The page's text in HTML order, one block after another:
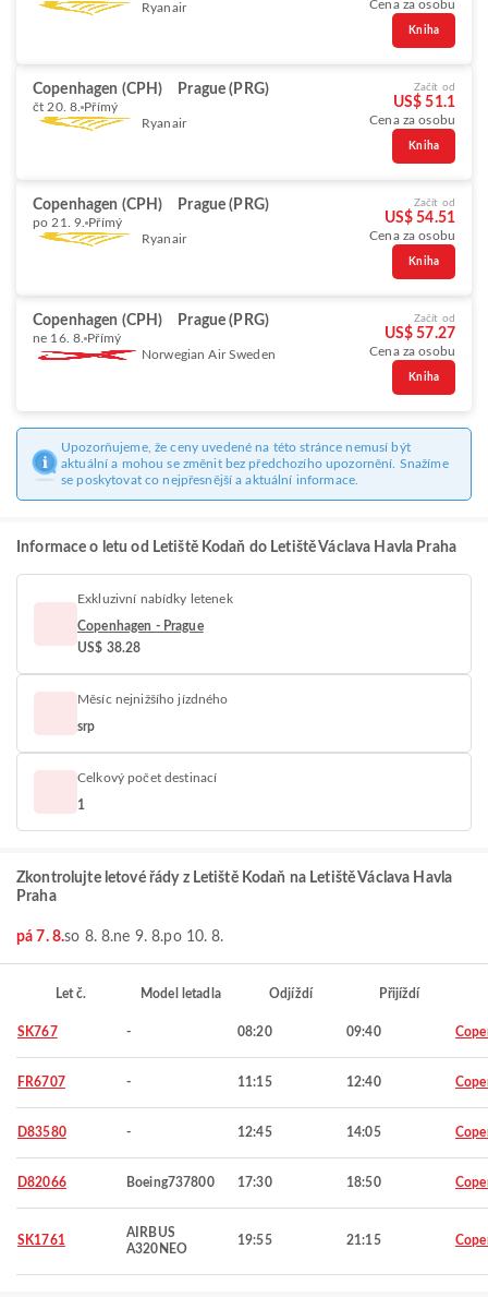
Ryanair
Cena za osobu
Kniha
Copenhagen (CPH) Prague (PRG)
čt 20. 8. Přímý
Ryanair
Začít od
US$ 51.1
Cena za osobu
Kniha
Copenhagen (CPH) Prague (PRG)
po 21. 9. Přímý
Ryanair
Začít od
US$ 54.51
Cena za osobu
Kniha
Copenhagen (CPH) Prague (PRG)
ne 16. 8. Přímý
Norwegian Air Sweden
Začít od
US$ 57.27
Cena za osobu
Kniha
Upozorňujeme, že ceny uvedené na této stránce nemusí být
aktuální a mohou se změnit bez předchozího upozornění. Snažíme
se poskytovat co nejpřesnější a aktuální informace.
Informace o letu od Letiště Kodaň do Letiště Václava Havla Praha
Exkluzivní nabídky letenek
Copenhagen - Prague
US$ 38.28
Měsíc nejnižšího jízdného
srp
Celkový počet destinací
1
Zkontrolujte letové řády z Letiště Kodaň na Letiště Václava Havla
Praha
pá 7. 8.so 8. 8.ne 9. 8.po 10. 8.
Let č. Model letadla Odjíždí Přijíždí
SK767 - 08:20 09:40
FR6707 - 11:15 12:40
D83580 - 12:45 14:05
D82066 Boeing737800 17:30 18:50
SK1761
AIRBUS
A320NEO
19:55 21:15